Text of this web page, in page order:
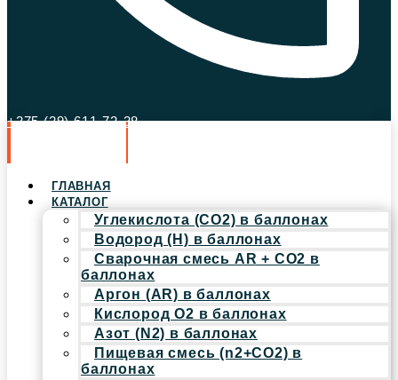
+375 (29) 611-72-38
ГЛАВНАЯ
КАТАЛОГ
Углекислота (CO2) в баллонах
Водород (H) в баллонах
Сварочная смесь AR + CO2 в
баллонах
Аргон (AR) в баллонах
Кислород O2 в баллонах
Азот (N2) в баллонах
Пищевая смесь (n2+CO2) в
баллонах